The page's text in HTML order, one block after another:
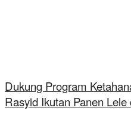
Dukung Program
Rasyid Ikutan Panen